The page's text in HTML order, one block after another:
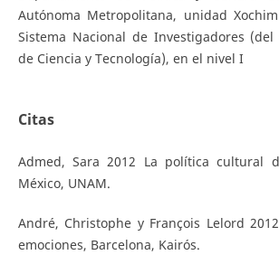
Autónoma Metropolitana, unidad
Sistema Nacional de Investigadores (del
de Ciencia y Tecnología), en el nivel I
Citas
Admed, Sara 2012 La política cultural
México, UNAM.
André, Christophe y François Lelord
emociones, Barcelona, Kairós.